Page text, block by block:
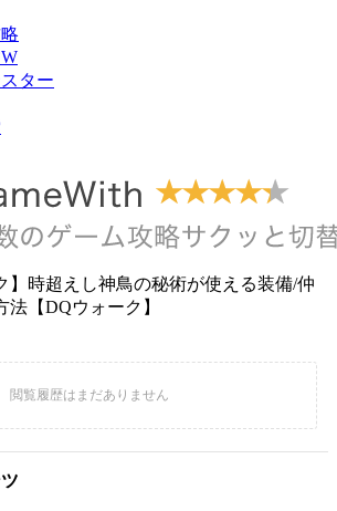
ター
】時超えし神鳥の秘術が使える装備/仲
【DQウォーク】